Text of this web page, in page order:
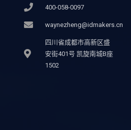
400-058-0097
waynezheng@idmakers.cn
四川省成都市高新区盛
安街401号 凯旋南城B座
1502